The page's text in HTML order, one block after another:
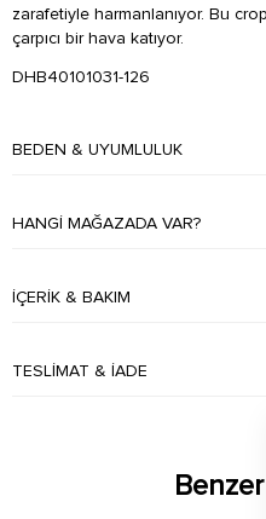
zarafetiyle harmanlanıyor. Bu
çarpıcı bir hava katıyor.
DHB40101031-126
BEDEN & UYUMLULUK
HANGI MAĞAZADA VAR?
İÇERIK & BAKIM
TESLIMAT & İADE